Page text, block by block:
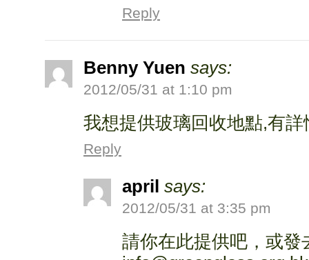
Reply
Benny Yuen says:
2012/05/31 at 1:10 pm
我想提供玻璃回收地點,有詳
Reply
april says:
2012/05/31 at 3:35 pm
請你在此提供吧，或發